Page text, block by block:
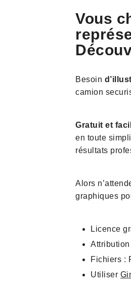
Vous
Besoin
camion
Gratuit et
en toute
résultats
Alors
graphiques
Licence
Fichiers :
Utiliser